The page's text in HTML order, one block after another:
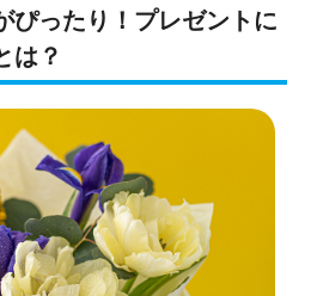
ぴったり！プレゼントに
は？